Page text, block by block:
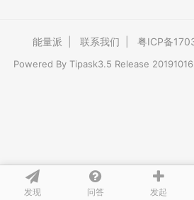
发现 问答 发起
能量派 联系我们 粤ICP备
Powered By Tipask3.5 Release